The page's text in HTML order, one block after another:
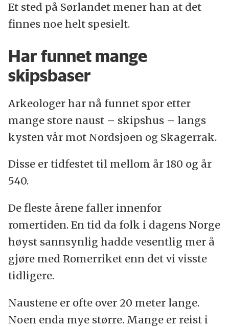
Et sted på Sørlandet mener han at det
finnes noe helt spesielt.
Har funnet mange
skipsbaser
Arkeologer har nå funnet spor etter
mange store naust – skipshus – langs
kysten vår mot Nordsjøen og Skagerrak.
Disse er tidfestet til mellom år 180 og år
540.
De fleste årene faller innenfor
romertiden. En tid da folk i dagens Norge
høyst sannsynlig hadde vesentlig mer å
gjøre med Romerriket enn det vi visste
tidligere.
Naustene er ofte over 20 meter lange.
Noen enda mye større. Mange er reist i